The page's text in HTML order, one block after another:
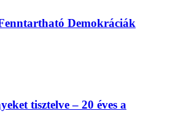
Demokráciák
tisztelve – 20 éves a